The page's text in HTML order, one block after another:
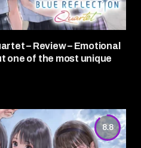
– Review – Emotional
one of the most unique
8.8